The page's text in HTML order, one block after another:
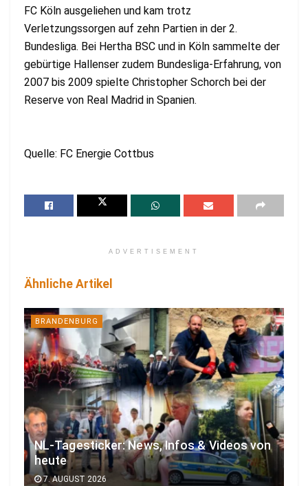
FC Köln ausgeliehen und kam trotz
Verletzungssorgen auf zehn Partien in der 2.
Bundesliga. Bei Hertha BSC und in Köln sammelte der
gebürtige Hallenser zudem Bundesliga-Erfahrung, von
2007 bis 2009 spielte Christopher Schorch bei der
Reserve von Real Madrid in Spanien.
Quelle: FC Energie Cottbus
ADVERTISEMENT
Ähnliche Artikel
BRANDENBURG
NL-Tagesticker: News, Infos & Videos von
heute
7. AUGUST 2026